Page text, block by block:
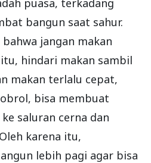
bangun saat sahur.
jangan makan
hindari makan sambil
makan terlalu cepat,
bisa membuat
saluran cerna dan
karena itu,
lebih pagi agar bisa